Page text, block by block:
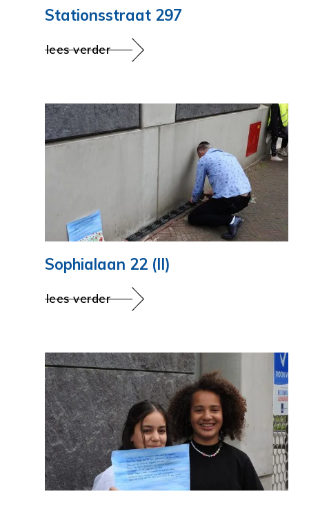
Stationsstraat 297
lees verder
Sophialaan 22 (II)
lees verder